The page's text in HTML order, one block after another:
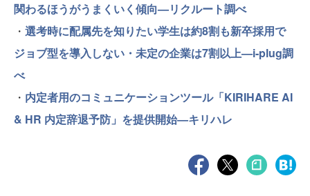
関わるほうがうまくいく傾向—リクルート調べ
・ 選考時に配属先を知りたい学生は約8割も新卒採用で
ジョブ型を導入しない・未定の企業は7割以上—i-plug調
べ
・ 内定者用のコミュニケーションツール「KIRIHARE AI
& HR 内定辞退予防」を提供開始—キリハレ